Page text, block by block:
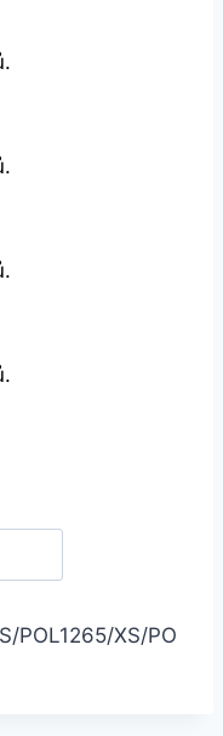
POL1265/XS/PO